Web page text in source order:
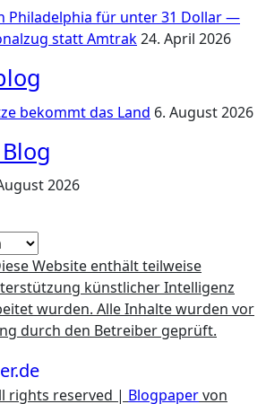
Philadelphia für unter 31 Dollar —
statt Amtrak24. April 2026
bekommt das Land 6. August 2026
2026
Website enthält teilweise
künstlicher Intelligenz
wurden. Alle Inhalte wurden vor
durch den Betreiber geprüft.
rights reserved | Blogpapervon